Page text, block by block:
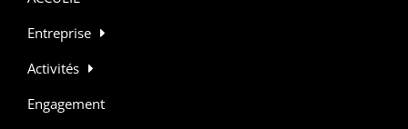
Entreprise
Activités
Engagement